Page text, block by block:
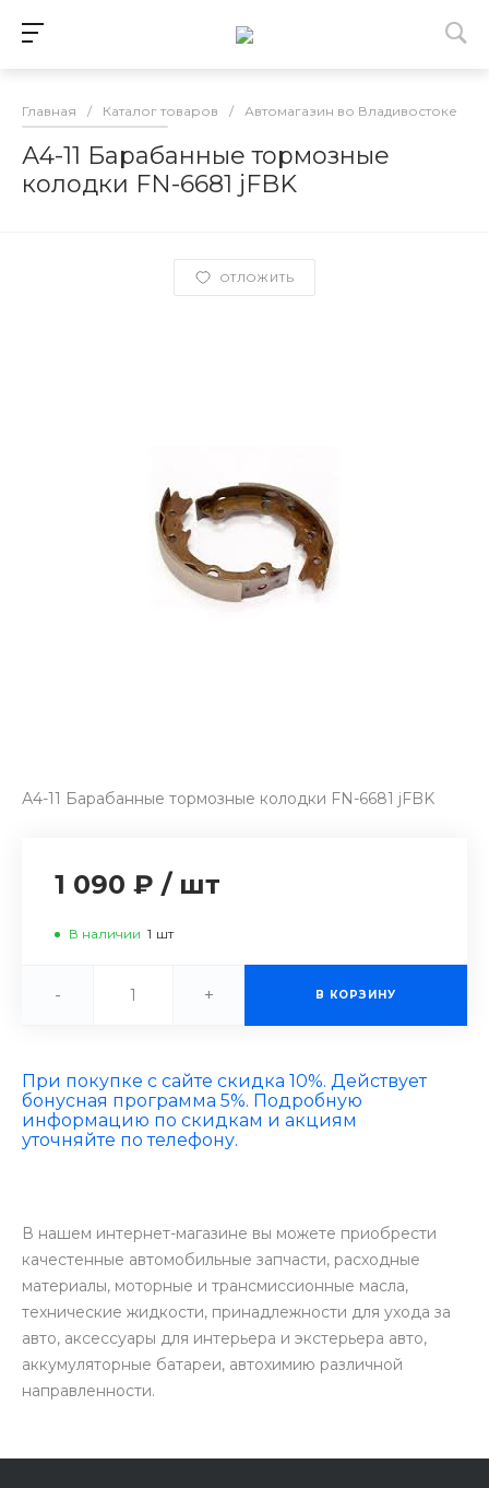
Главная / Каталог товаров / Автомагазин во Владивостоке
А4-11 Барабанные тормозные
колодки FN-6681 jFBK
ОТЛОЖИТЬ
А4-11 Барабанные тормозные колодки FN-6681 jFBK
1 090 ₽ / шт
В наличии 1 шт
- + В КОРЗИНУ
При покупке с сайте скидка 10%. Действует
бонусная программа 5%. Подробную
информацию по скидкам и акциям
уточняйте по телефону.
В нашем интернет-магазине вы можете приобрести
качестенные автомобильные запчасти, расходные
материалы, моторные и трансмиссионные масла,
технические жидкости, принадлежности для ухода за
авто, аксессуары для интерьера и экстерьера авто,
аккумуляторные батареи, автохимию различной
направленности.